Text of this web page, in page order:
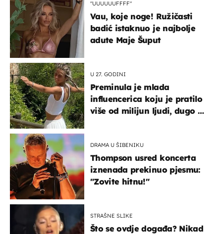
"UUUUUUFFFF"
Vau, koje noge! Ružičasti
badić istaknuo je najbolje
adute Maje Šuput
U 27. GODINI
Preminula je mlada
influencerica koju je pratilo
više od milijun ljudi, dugo se
DRAMA U ŠIBENIKU
Thompson usred koncerta
iznenada prekinuo pjesmu:
"Zovite hitnu!"
STRAŠNE SLIKE
Što se ovdje događa? Nikad